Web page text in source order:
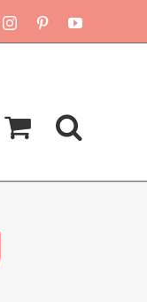
Instagram
Pinterest